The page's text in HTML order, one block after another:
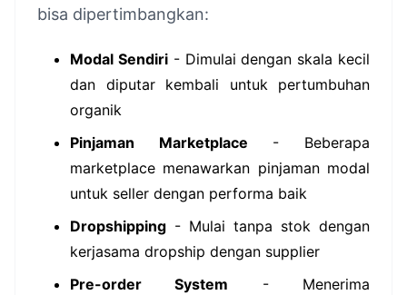
bisa dipertimbangkan:
Modal Sendiri- Dimulai dengan skala kecil
dan diputar kembali untuk pertumbuhan
organik
Pinjaman Marketplace - Beberapa
marketplace menawarkan pinjaman modal
untuk seller dengan performa baik
Dropshipping - Mulai tanpa stok dengan
kerjasama dropship dengan supplier
Pre-order System - Menerima